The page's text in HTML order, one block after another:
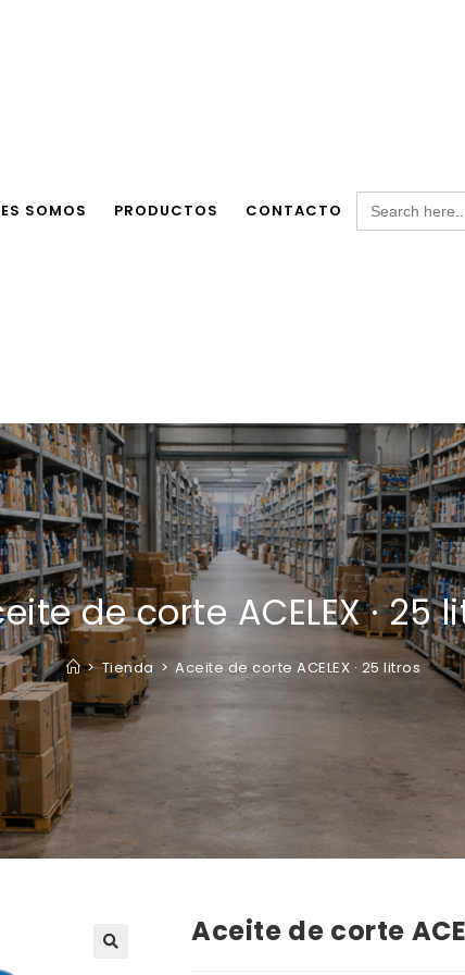
SOMOS PRODUCTOS CONTACTO
Search
for:
de corte ACELEX · 25
> Tienda > Aceite de corte ACELEX · 25 litros
Aceite de corte